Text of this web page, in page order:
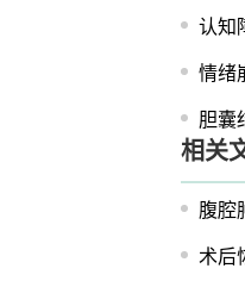
认知
情绪
胆囊
相关
腹腔
术后